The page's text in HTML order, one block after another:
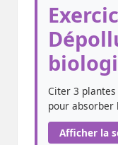
Citer 3
pour absorber
Afficher la